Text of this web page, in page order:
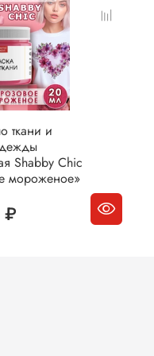
на
отбеливающие
ткани и
Shabby Chic
мороженое»
₽